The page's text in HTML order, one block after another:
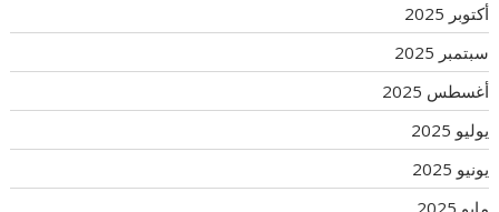
أكتوبر 2025
سبتمبر 2025
أغسطس 2025
يوليو 2025
يونيو 2025
مايو 2025